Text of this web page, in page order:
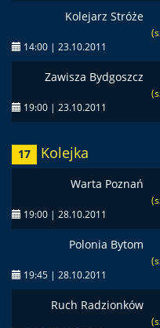
Kolejarz Stróże
14:00 | 23.10.2011
Zawisza Bydgoszcz
19:00 | 23.10.2011
17 Kolejka
Warta Poznań
19:00 | 28.10.2011
Polonia Bytom
19:45 | 28.10.2011
Ruch Radzionków